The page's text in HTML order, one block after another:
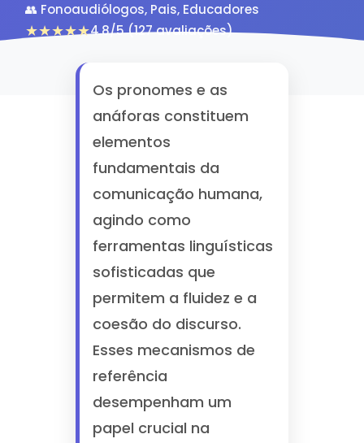
👥 Fonoaudiólogos, Pais, Educadores
★★★★★4.8/5 (127 avaliações)
Os pronomes e as
anáforas constituem
elementos
fundamentais da
comunicação humana,
agindo como
ferramentas linguísticas
sofisticadas que
permitem a fluidez e a
coesão do discurso.
Esses mecanismos de
referência
desempenham um
papel crucial na